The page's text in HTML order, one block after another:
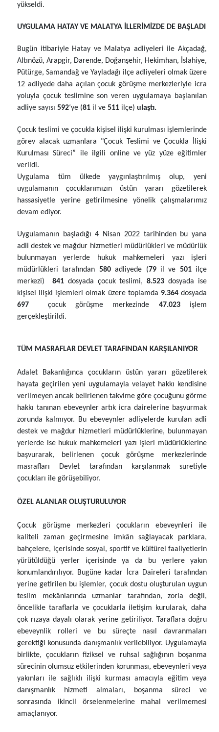
yükseldi.
UYGULAMA HATAY VE MALATYA İLLERİMİZDE DE BAŞLADI
Bugün itibariyle Hatay ve Malatya adliyeleri ile Akçadağ,
Altınözü, Arapgir, Darende, Doğanşehir, Hekimhan, İslahiye,
Pütürge, Samandağ ve Yayladağı ilçe adliyeleri olmak üzere
12 adliyede daha açılan çocuk görüşme merkezleriyle icra
yoluyla çocuk teslimine son veren uygulamaya başlanılan
adliye sayısı 592‘ye (81 il ve 511 ilçe) ulaştı.
Çocuk teslimi ve çocukla kişisel ilişki kurulması işlemlerinde
görev alacak uzmanlara "Çocuk Teslimi ve Çocukla İlişki
Kurulması Süreci” ile ilgili online ve yüz yüze eğitimler
verildi.
Uygulama tüm ülkede yaygınlaştırılmış olup, yeni
uygulamanın çocuklarımızın üstün yararı gözetilerek
hassasiyetle yerine getirilmesine yönelik çalışmalarımız
devam ediyor.
Uygulamanın başladığı 4 Nisan 2022 tarihinden bu yana
adli destek ve mağdur hizmetleri müdürlükleri ve müdürlük
bulunmayan yerlerde hukuk mahkemeleri yazı işleri
müdürlükleri tarafından 580adliyede (79il ve 501 ilçe
merkezi) 841 dosyada çocuk teslimi,8.523dosyada ise
kişisel ilişki işlemleri olmak üzere toplamda 9.364dosyada
697
çocuk görüşme merkezinde 47.023 işlem
gerçekleştirildi.
TÜM MASRAFLAR DEVLET TARAFINDAN KARŞILANIYOR
Adalet Bakanlığınca çocukların üstün yararı gözetilerek
hayata geçirilen yeni uygulamayla velayet hakkı kendisine
verilmeyen ancak belirlenen takvime göre çocuğunu görme
hakkı tanınan ebeveynler artık icra dairelerine başvurmak
zorunda kalmıyor. Bu ebeveynler adliyelerde kurulan adli
destek ve mağdur hizmetleri müdürlüklerine, bulunmayan
yerlerde ise hukuk mahkemeleri yazı işleri müdürlüklerine
başvurarak, belirlenen çocuk görüşme merkezlerinde
masrafları Devlet tarafından karşılanmak suretiyle
çocukları ile görüşebiliyor.
ÖZEL ALANLAR OLUŞTURULUYOR
Çocuk görüşme merkezleri çocukların ebeveynleri ile
kaliteli zaman geçirmesine imkân sağlayacak parklara,
bahçelere, içerisinde sosyal, sportif ve kültürel faaliyetlerin
yürütüldüğü yerler içerisinde ya da bu yerlere yakın
konumlandırılıyor. Bugüne kadar İcra Daireleri tarafından
yerine getirilen bu işlemler, çocuk dostu oluşturulan uygun
teslim mekânlarında uzmanlar tarafından, zorla değil,
öncelikle taraflarla ve çocuklarla iletişim kurularak, daha
çok rızaya dayalı olarak yerine getiriliyor. Taraflara doğru
ebeveynlik rolleri ve bu süreçte nasıl davranmaları
gerektiği konusunda danışmanlık verilebiliyor. Uygulamayla
birlikte, çocukların fiziksel ve ruhsal sağlığının boşanma
sürecinin olumsuz etkilerinden korunması, ebeveynleri veya
yakınları ile sağlıklı ilişki kurması amacıyla eğitim veya
danışmanlık hizmeti almaları, boşanma süreci ve
sonrasında ikincil örselenmelerine mahal verilmemesi
amaçlanıyor.